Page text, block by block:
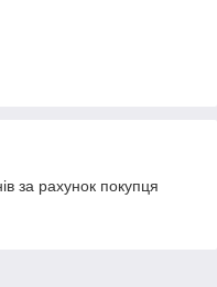
за рахунок покупця